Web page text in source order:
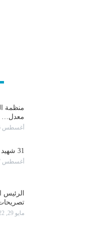
منظمة
معدل…
أغسطس 15, 2022
31 شهيد فلسطيني منذ بدء غارات اسرائيل على غزة
أغسطس 7, 2022
مايو 29, 2022